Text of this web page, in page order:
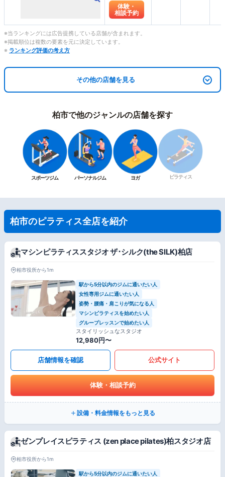
体験・
相談予約
※当ランキングには広告提携している店舗が含まれます。
※掲載順位は複数の要素を元に決定しています。
※ ランキング評価の考え方
その他の店舗を見る
柏市で他のジャンルの店舗を探す
スポーツジム パーソナルジム ヨガ ピラティス
柏市のピラティス全店を紹介
マシンピラティススタジオ ザ･シルク(the SILK)柏店
柏市役所から1m
駅から5分以内のジムに通いたい人
女性専用ジムに通いたい人
姿勢・腰痛・肩こりが気になる人
マシンピラティスを始めたい人
グループレッスンで始めたい人
スタイリッシュなスタジオ
12,980円〜
店舗情報を確認 公式サイト
体験・相談予約
設備・料金情報をもっと見る
ゼンプレイスピラティス (zen place pilates)柏スタジオ店
柏市役所から1m
駅から5分以内のジムに通いたい人